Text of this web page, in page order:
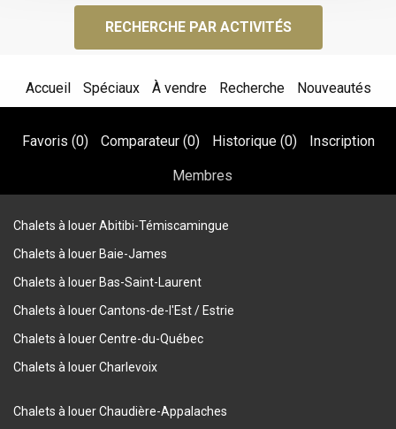
RECHERCHE PAR ACTIVITÉS
Accueil Spéciaux À vendre Recherche Nouveautés
Favoris (0) Comparateur (0) Historique (0) Inscription
Membres
Chalets à louer Abitibi-Témiscamingue
Chalets à louer Baie-James
Chalets à louer Bas-Saint-Laurent
Chalets à louer Cantons-de-l'Est / Estrie
Chalets à louer Centre-du-Québec
Chalets à louer Charlevoix
Chalets à louer Chaudière-Appalaches